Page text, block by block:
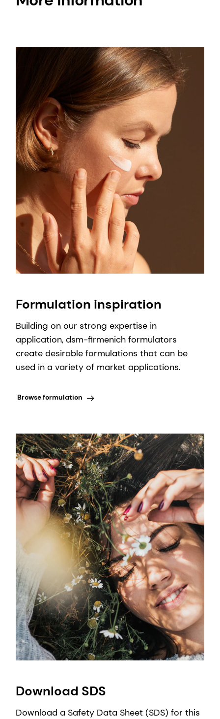
Formulation inspiration
Building on our strong expertise in
application, dsm-firmenich formulators
create desirable formulations that can be
used in a variety of market applications.
Browse formulation
Download SDS
Download a Safety Data Sheet (SDS) for this